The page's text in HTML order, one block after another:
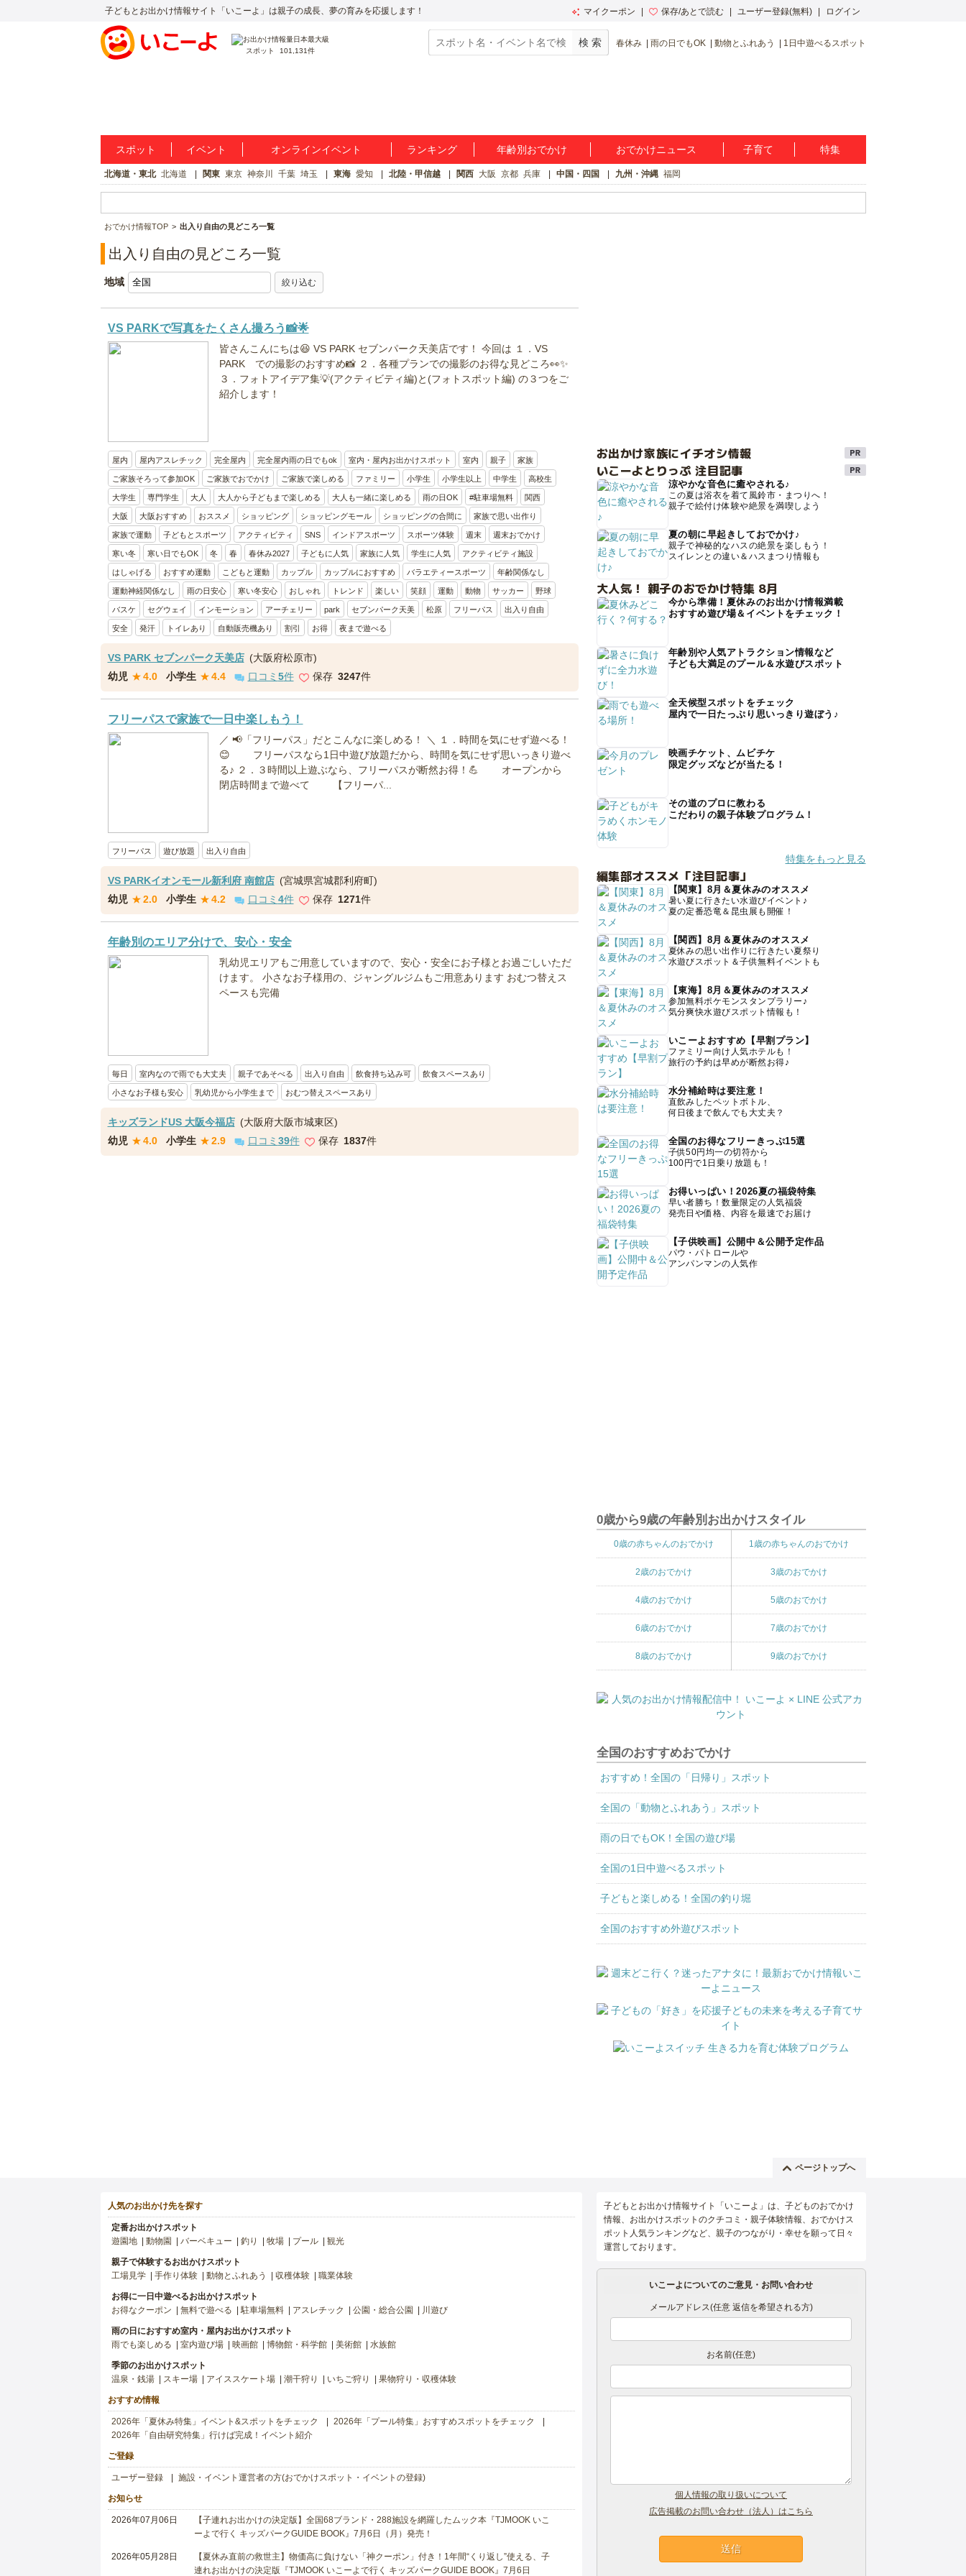
子どもとお出かけ情報サイト「いこーよ」は親子の成長、夢の育みを応援します！ マイクーポン 保存/あとで読む ユーザー登録(無料) ログイン
スポット 101,131件
春休み 雨の日でもOK 動物とふれあう 1日中遊べるスポット
スポット イベント オンラインイベント ランキング 年齢別おでかけ おでかけニュース 子育て 特集
北海道・東北 北海道 関東 東京 神奈川 千葉 埼玉 東海 愛知 北陸・甲信越 関西 大阪 京都 兵庫 中国・四国 九州・沖縄 福岡
おでかけ情報TOP 出入り自由の見どころ一覧
出入り自由の見どころ一覧
地域
VS PARKで写真をたくさん撮ろう📸🌟
皆さんこんにちは😆 VS PARK セブンパーク天美店です！ 今回は １．VS
PARK での撮影のおすすめ📸 ２．各種プランでの撮影のお得な見どころ👀✨
３．フォトアイデア集💡(アクティビティ編)と(フォトスポット編) の３つをご
紹介します！
屋内 屋内アスレチック 完全屋内 完全屋内雨の日でもok 室内・屋内お出かけスポット 室内 親子 家族
ご家族そろって参加OK ご家族でおでかけ ご家族で楽しめる ファミリー 小学生 小学生以上 中学生 高校生
大学生 専門学生 大人 大人から子どもまで楽しめる 大人も一緒に楽しめる 雨の日OK #駐車場無料 関西
大阪 大阪おすすめ おススメ ショッピング ショッピングモール ショッピングの合間に 家族で思い出作り
家族で運動 子どもとスポーツ アクティビティ SNS インドアスポーツ スポーツ体験 週末 週末おでかけ
寒い冬 寒い日でもOK 冬 春 春休み2027 子どもに人気 家族に人気 学生に人気 アクティビティ施設
はしゃげる おすすめ運動 こどもと運動 カップル カップルにおすすめ バラエティースポーツ 年齢関係なし
運動神経関係なし 雨の日安心 寒い冬安心 おしゃれ トレンド 楽しい 笑顔 運動 動物 サッカー 野球
バスケ セグウェイ インモーション アーチェリー park セブンパーク天美 松原 フリーパス 出入り自由
安全 発汗 トイレあり 自動販売機あり 割引 お得 夜まで遊べる
VS PARK セブンパーク天美店 (大阪府松原市)
幼児 ★4.0 小学生 ★4.4 口コミ 5件 保存 3247件
フリーパスで家族で一日中楽しもう！
／ 📢「フリーパス」だとこんなに楽しめる！ ＼ １．時間を気にせず遊べる！
😊 フリーパスなら1日中遊び放題だから、時間を気にせず思いっきり遊べ
る♪ ２．３時間以上遊ぶなら、フリーパスが断然お得！💪 オープンから
閉店時間まで遊べて 【フリーパ...
フリーパス 遊び放題 出入り自由
VS PARKイオンモール新利府 南館店 (宮城県宮城郡利府町)
幼児 ★2.0 小学生 ★4.2 口コミ 4件 保存 1271件
年齢別のエリア分けで、安心・安全
乳幼児エリアもご用意していますので、安心・安全にお子様とお過ごしいただ
けます。 小さなお子様用の、ジャングルジムもご用意あります おむつ替えス
ペースも完備
毎日 室内なので雨でも大丈夫 親子であそべる 出入り自由 飲食持ち込み可 飲食スペースあり
小さなお子様も安心 乳幼児から小学生まで おむつ替えスペースあり
キッズランドUS 大阪今福店 (大阪府大阪市城東区)
幼児 ★4.0 小学生 ★2.9 口コミ 39件 保存 1837件
お出かけ家族にイチオシ情報
いこーよとりっぷ 注目記事
涼やかな音色に癒やされる♪
この夏は浴衣を着て風鈴市・まつりへ！
親子で絵付け体験や絶景を満喫しよう
夏の朝に早起きしておでかけ♪
親子で神秘的なハスの絶景を楽しもう！
スイレンとの違い＆ハスまつり情報も
大人気！ 親子のおでかけ特集 8月
今から準備！夏休みのお出かけ情報満載
おすすめ遊び場＆イベントをチェック！
年齢別や人気アトラクション情報など
子ども大満足のプール＆水遊びスポット
全天候型スポットをチェック
屋内で一日たっぷり思いっきり遊ぼう♪
映画チケット、ムビチケ
限定グッズなどが当たる！
その道のプロに教わる
こだわりの親子体験プログラム！
特集をもっと見る
編集部オススメ「注目記事」
【関東】8月＆夏休みのオススメ
暑い夏に行きたい水遊びイベント♪
夏の定番恐竜＆昆虫展も開催！
【関西】8月＆夏休みのオススメ
夏休みの思い出作りに行きたい夏祭り
水遊びスポット＆子供無料イベントも
【東海】8月＆夏休みのオススメ
参加無料ポケモンスタンプラリー♪
気分爽快水遊びスポット情報も！
いこーよおすすめ【早割プラン】
ファミリー向け人気ホテルも！
旅行の予約は早めが断然お得♪
水分補給時は要注意！
直飲みしたペットボトル、
何日後まで飲んでも大丈夫？
全国のお得なフリーきっぷ15選
子供50円均一の切符から
100円で1日乗り放題も！
お得いっぱい！2026夏の福袋特集
早い者勝ち！数量限定の人気福袋
発売日や価格、内容を最速でお届け
【子供映画】公開中＆公開予定作品
パウ・パトロールや
アンパンマンの人気作
0歳から9歳の年齢別お出かけスタイル
0歳の赤ちゃんのおでかけ 1歳の赤ちゃんのおでかけ
2歳のおでかけ 3歳のおでかけ
4歳のおでかけ 5歳のおでかけ
6歳のおでかけ 7歳のおでかけ
8歳のおでかけ 9歳のおでかけ
全国のおすすめおでかけ
おすすめ！全国の「日帰り」スポット
全国の「動物とふれあう」スポット
雨の日でもOK！全国の遊び場
全国の1日中遊べるスポット
子どもと楽しめる！全国の釣り堀
全国のおすすめ外遊びスポット
ページトップへ
人気のお出かけ先を探す
定番お出かけスポット
遊園地
動物園 バーベキュー 釣り 牧場 プール 観光
親子で体験するお出かけスポット
工場見学
手作り体験 動物とふれあう 収穫体験 職業体験
お得に一日中遊べるお出かけスポット
お得なクーポン
無料で遊べる 駐車場無料 アスレチック 公園・総合公園 川遊び
雨の日におすすめ室内・屋内お出かけスポット
雨でも楽しめる
室内遊び場 映画館 博物館・科学館 美術館 水族館
季節のお出かけスポット
温泉・銭湯
スキー場 アイススケート場 潮干狩り いちご狩り 果物狩り・収穫体験
おすすめ情報
2026年「夏休み特集」イベント&スポットをチェック
2026年「プール特集」おすすめスポットをチェック
2026年「自由研究特集」行けば完成！イベント紹介
ご登録
ユーザー登録 施設・イベント運営者の方(おでかけスポット・イベントの登録)
お知らせ
2026年07月06日
【子連れお出かけの決定版】全国68ブランド・288施設を網羅したムック本『TJMOOK いこ
ーよで行く キッズパークGUIDE BOOK』7月6日（月）発売！
2026年05月28日
【夏休み直前の救世主】物価高に負けない「神クーポン」付き！1年間“くり返し”使える、子
連れお出かけの決定版『TJMOOK いこーよで行く キッズパークGUIDE BOOK』7月6日
子どもとお出かけ情報サイト「いこーよ」は、子どものおでかけ
情報、お出かけスポットのクチコミ・親子体験情報、おでかけス
ポット人気ランキングなど、親子のつながり・幸せを願って日々
運営しております。
いこーよについてのご意見・お問い合わせ
メールアドレス(任意 返信を希望される方)
お名前(任意)
個人情報の取り扱いについて
広告掲載のお問い合わせ（法人）はこちら